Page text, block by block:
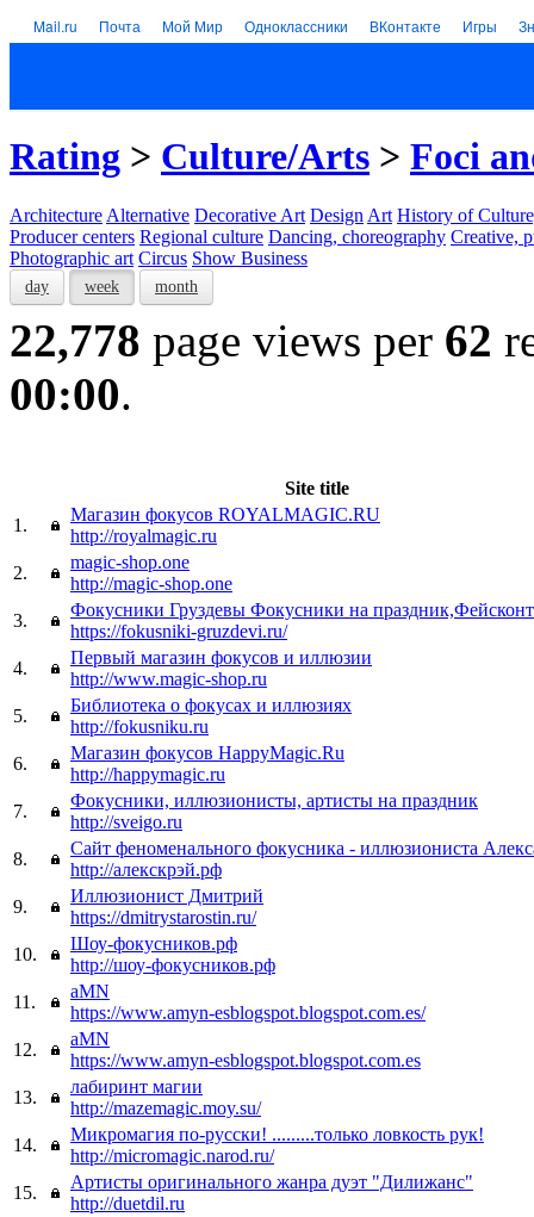
Mail.ru Почта Мой Мир Одноклассники ВКонтакте Игры
Rating > Culture/Arts > Foci
Architecture Alternative Decorative Art Design Art History of
Producer centers Regional culture Dancing, choreography Creative,
Photographic art Circus Show Business
day week month
22,778 page views per 62
00:00.
Site title
1.
Магазин фокусов ROYALMAGIC.RU
http://royalmagic.ru
2.
magic-shop.one
http://magic-shop.one
3.
Фокусники Груздевы Фокусники на
https://fokusniki-gruzdevi.ru/
4.
Первый магазин фокусов и иллюзии
http://www.magic-shop.ru
5.
Библиотека о фокусах и иллюзиях
http://fokusniku.ru
6.
Магазин фокусов HappyMagic.Ru
http://happymagic.ru
7.
Фокусники, иллюзионисты, артисты на праздник
http://sveigo.ru
8.
Сайт феноменального фокусника - иллюзиониста
http://алекскрэй.рф
9.
Иллюзионист Дмитрий
https://dmitrystarostin.ru/
10.
Шоу-фокусников.рф
http://шоу-фокусников.рф
11.
aMN
https://www.amyn-esblogspot.blogspot.com.es/
12.
aMN
https://www.amyn-esblogspot.blogspot.com.es
13.
лабиринт магии
http://mazemagic.moy.su/
14.
Микромагия по-русски! .........только ловкость рук!
http://micromagic.narod.ru/
15.
Артисты оригинального жанра дуэт "Дилижанс"
http://duetdil.ru